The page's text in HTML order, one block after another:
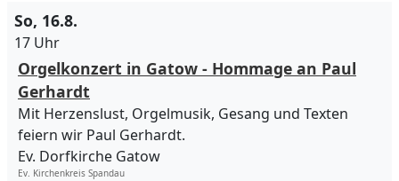
So, 16.8.
17 Uhr
Orgelkonzert in Gatow - Hommage an Paul
Gerhardt
Mit Herzenslust, Orgelmusik, Gesang und Texten
feiern wir Paul Gerhardt.
Ev. Dorfkirche Gatow
Ev. Kirchenkreis Spandau